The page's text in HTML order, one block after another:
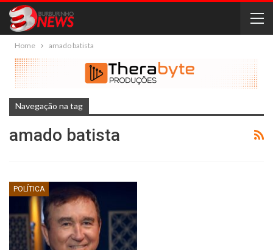
Home amado batista
Navegação na tag
amado batista
POLÍTICA